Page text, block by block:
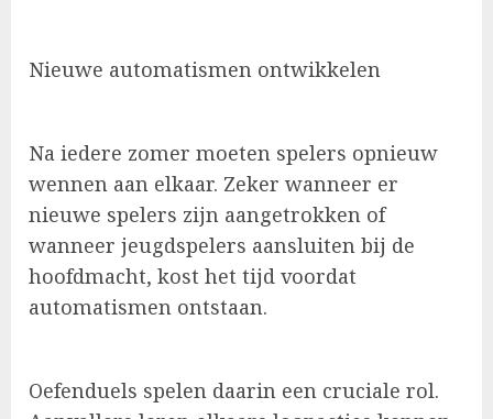
Nieuwe automatismen ontwikkelen
Na iedere zomer moeten spelers opnieuw
wennen aan elkaar. Zeker wanneer er
nieuwe spelers zijn aangetrokken of
wanneer jeugdspelers aansluiten bij de
hoofdmacht, kost het tijd voordat
automatismen ontstaan.
Oefenduels spelen daarin een cruciale rol.